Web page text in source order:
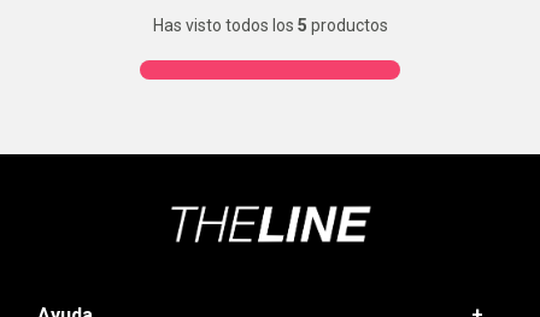
Has visto todos los 5 productos